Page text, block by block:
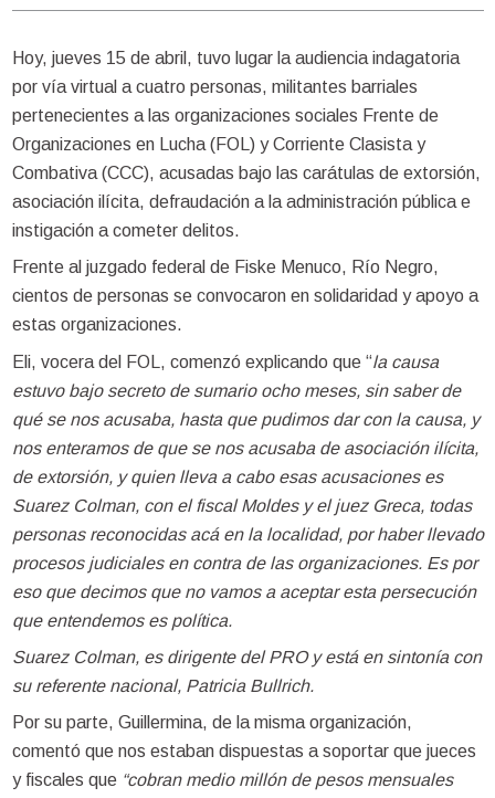
Hoy, jueves 15 de abril, tuvo lugar la audiencia indagatoria
por vía virtual a cuatro personas, militantes barriales
pertenecientes a las organizaciones sociales Frente de
Organizaciones en Lucha (FOL) y Corriente Clasista y
Combativa (CCC), acusadas bajo las carátulas de extorsión,
asociación ilícita, defraudación a la administración pública e
instigación a cometer delitos.
Frente al juzgado federal de Fiske Menuco, Río Negro,
cientos de personas se convocaron en solidaridad y apoyo a
estas organizaciones.
Eli, vocera del FOL, comenzó explicando que “la causa
estuvo bajo secreto de sumario ocho meses, sin saber de
qué se nos acusaba, hasta que pudimos dar con la causa, y
nos enteramos de que se nos acusaba de asociación ilícita,
de extorsión, y quien lleva a cabo esas acusaciones es
Suarez Colman, con el fiscal Moldes y el juez Greca, todas
personas reconocidas acá en la localidad, por haber llevado
procesos judiciales en contra de las organizaciones. Es por
eso que decimos que no vamos a aceptar esta persecución
que entendemos es política.
Suarez Colman, es dirigente del PRO y está en sintonía con
su referente nacional, Patricia Bullrich.
Por su parte, Guillermina, de la misma organización,
comentó que nos estaban dispuestas a soportar que jueces
y fiscales que“cobran medio millón de pesos mensuales